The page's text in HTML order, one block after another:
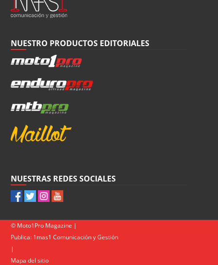
NUESTRO PRODUCTOS EDITORIALES
NUESTRAS REDES SOCIALES
© Moto1Pro Magazine |
Publica: 1mas1 Comunicación y Gestión
|
Mapa del sitio